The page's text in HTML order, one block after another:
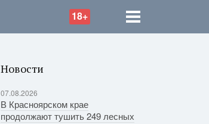
18+
Новости
07.08.2026
В Красноярском крае
продолжают тушить 249 лесных